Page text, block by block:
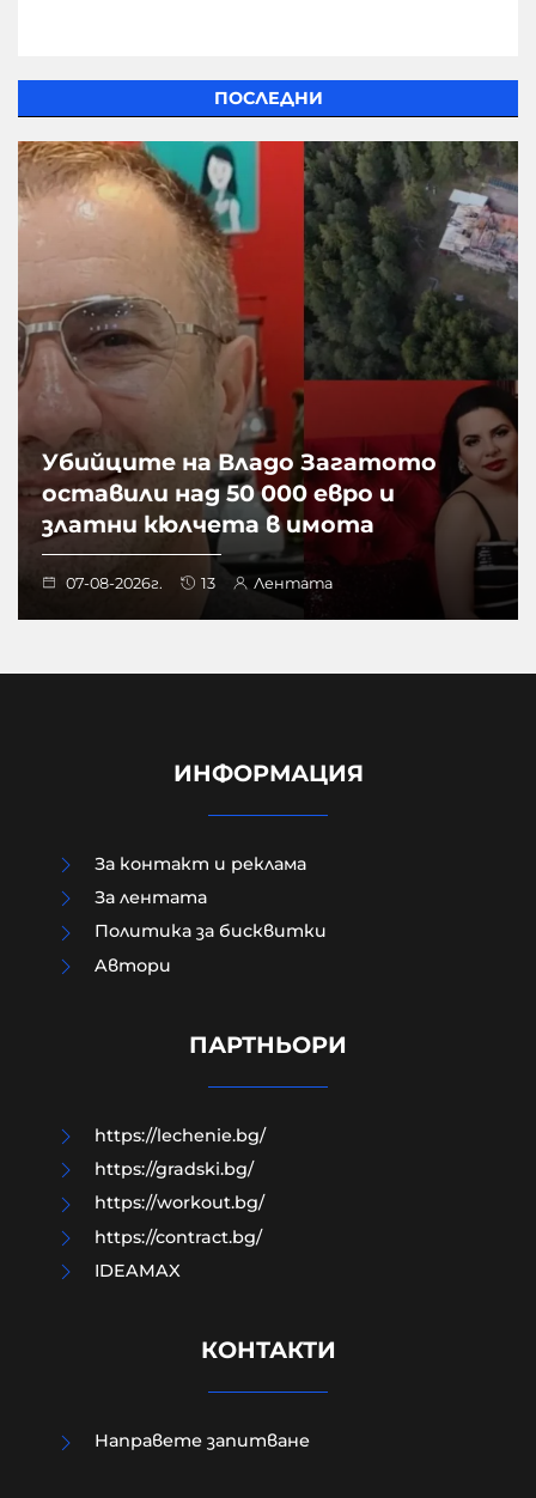
ПОСЛЕДНИ
Убийците на Владо Загатото
оставили над 50 000 евро и
златни кюлчета в имота
07-08-2026г. 13 Лентата
"Младите срещу системата" за
правосъдие!
ИНФОРМАЦИЯ
За контакт и реклама
За лентата
Политика за бисквитки
Aвтори
ПАРТНЬОРИ
https://lechenie.bg/
https://gradski.bg/
https://workout.bg/
https://contract.bg/
IDEAMAX
КОНТАКТИ
Направете запитване